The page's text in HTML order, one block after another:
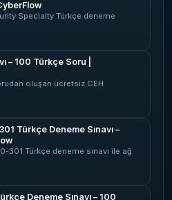
Specialty Türkçe deneme
– 100 Türkçe Soru |
oluşan ücretsiz CEH
Türkçe Deneme Sınavı –
301 Türkçe deneme sınavı ile ağ
Deneme Sınavı – 100